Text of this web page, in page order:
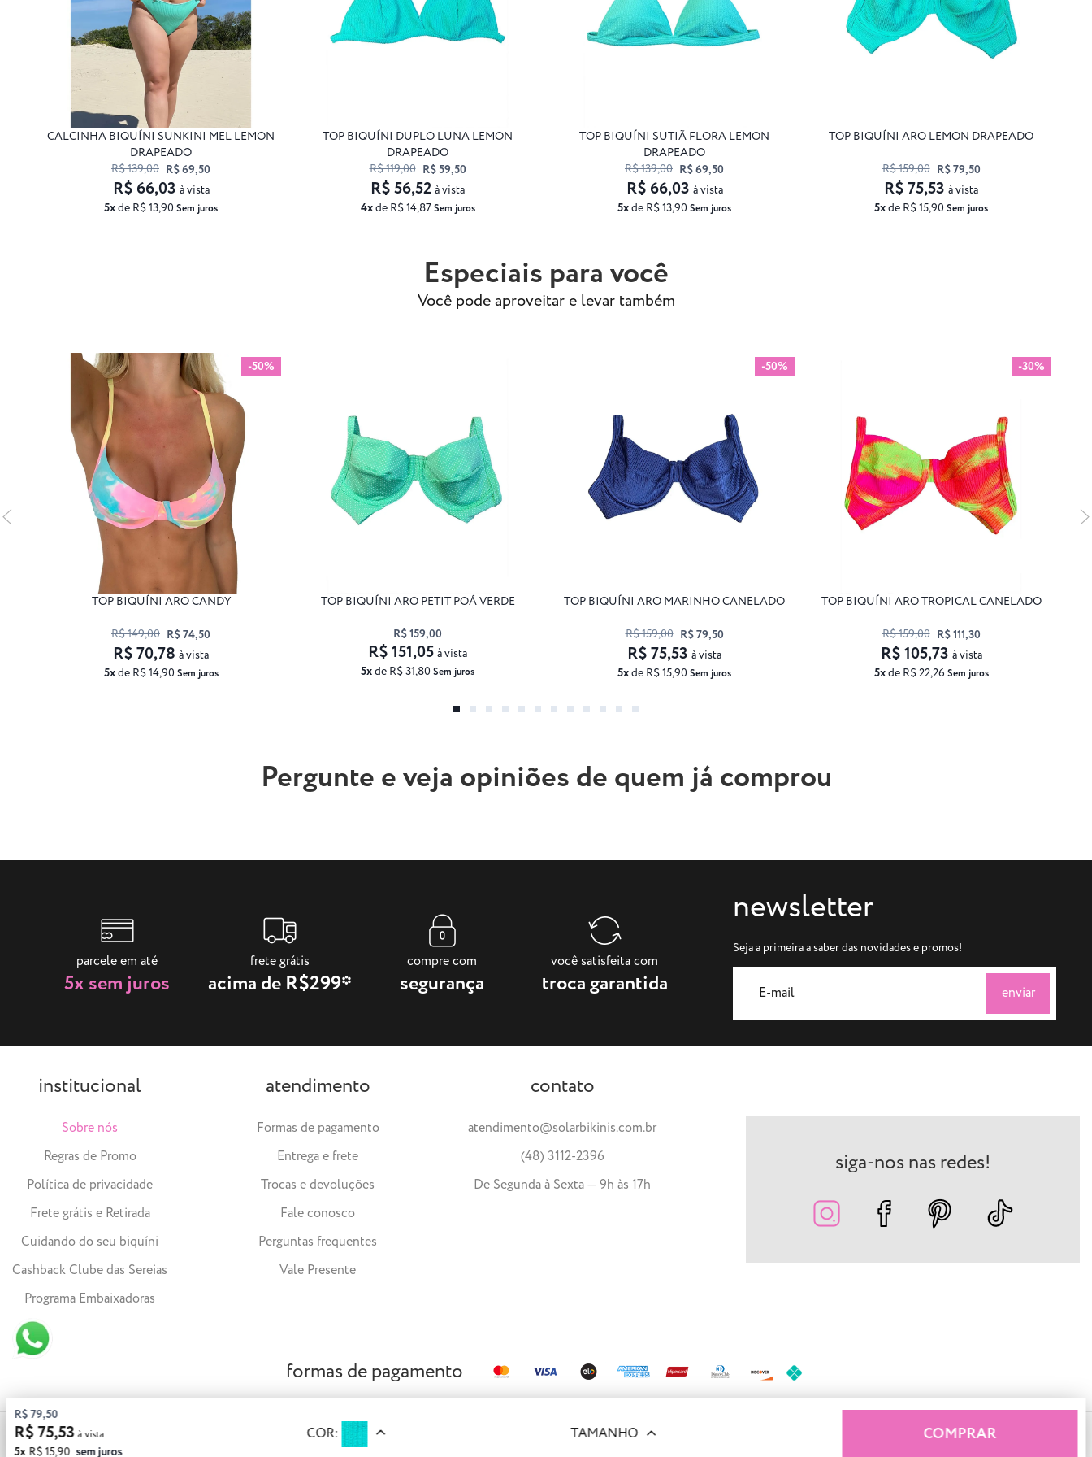
R$ 79,50
5x R$ 15,90 sem juros
R$ 75,53 COR: TAMANHO COMPRAR
CALCINHA BIQUÍNI SUNKINI MEL LEMON
DRAPEADO
R$ 139,00 R$ 69,50
5xde R$ 13,90 Sem juros
R$ 66,03 à vista
TOP BIQUÍNI DUPLO LUNA LEMON
DRAPEADO
R$ 119,00 R$ 59,50
4xde R$ 14,87Sem juros
R$ 56,52 à vista
TOP BIQUÍNI SUTIÃ FLORA LEMON
DRAPEADO
R$ 139,00 R$ 69,50
5xde R$ 13,90 Sem juros
R$ 66,03 à vista
TOP BIQUÍNI ARO LEMON DRAPEADO
R$ 159,00 R$ 79,50
5xde R$ 15,90 Sem juros
R$ 75,53 à vista
Especiais para você
Você pode aproveitar e levar também
-50%
TOP BIQUÍNI ARO CANDY
R$ 149,00 R$ 74,50
5xde R$ 14,90 Sem juros
R$ 70,78 à vista
TOP BIQUÍNI ARO PETIT POÁ VERDE
R$ 159,00
5xde R$ 31,80 Sem juros
R$ 151,05 à vista
-50%
TOP BIQUÍNI ARO MARINHO CANELADO
R$ 159,00 R$ 79,50
5xde R$ 15,90 Sem juros
R$ 75,53 à vista
-30%
TOP BIQUÍNI ARO TROPICAL CANELADO
R$ 159,00 R$ 111,30
5xde R$ 22,26 Sem juros
R$ 105,73 à vista
Pergunte e veja opiniões de quem já comprou
parcele em até
5x sem juros
frete grátis
acima de R$299*
compre com
segurança
você satisfeita com
troca garantida
newsletter
Seja a primeira a saber das novidades e promos!
institucional
Sobre nós
Regras de Promo
Política de privacidade
Frete grátis e Retirada
Cuidando do seu biquíni
Cashback Clube das Sereias
Programa Embaixadoras
atendimento
Formas de pagamento
Entrega e frete
Trocas e devoluções
Fale conosco
Perguntas frequentes
Vale Presente
contato
atendimento@solarbikinis.com.br
(48) 3112-2396
De Segunda à Sexta — 9h às 17h
siga-nos nas redes!
formas de pagamento
© 2023 Solar Bikinis - CNPJ: 25.450.175/0001-21 | Todos os direitos reservados.
Agronômica - Florianópolis - SC